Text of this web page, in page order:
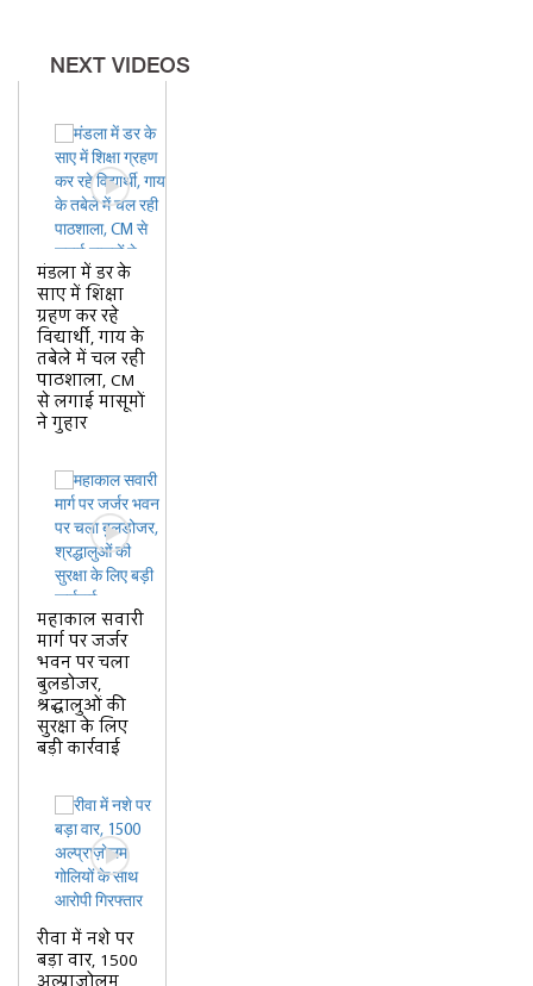
NEXT VIDEOS
मंडला में डर के
साए में शिक्षा
ग्रहण कर रहे
विद्यार्थी, गाय के
तबेले में चल रही
पाठशाला, CM
से लगाई मासूमों
ने गुहार
महाकाल सवारी
मार्ग पर जर्जर
भवन पर चला
बुलडोजर,
श्रद्धालुओं की
सुरक्षा के लिए
बड़ी कार्रवाई
रीवा में नशे पर
बड़ा वार, 1500